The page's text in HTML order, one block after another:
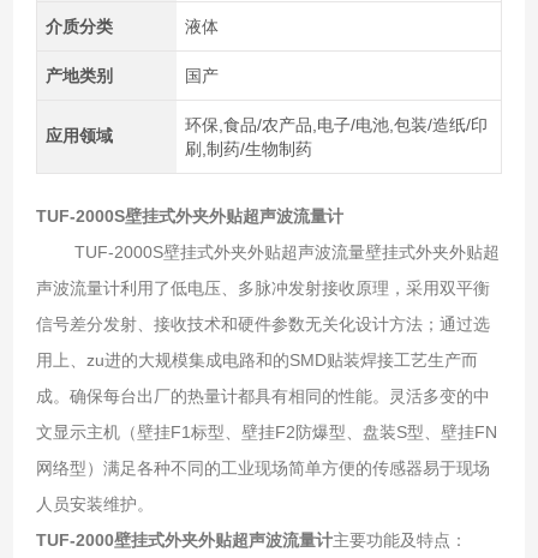
介质分类 液体
产地类别 国产
应用领域
环保,食品/农产品,电子/电池,包装/造纸/印
刷,制药/生物制药
TUF-2000S壁挂式外夹外贴超声波流量计
TUF-2000S壁挂式外夹外贴超声波流量壁挂式外夹外贴超
声波流量计利用了低电压、多脉冲发射接收原理，采用双平衡
信号差分发射、接收技术和硬件参数无关化设计方法；通过选
用上、zu进的大规模集成电路和的SMD贴装焊接工艺生产而
成。确保每台出厂的热量计都具有相同的性能。灵活多变的中
文显示主机（壁挂F1标型、壁挂F2防爆型、盘装S型、壁挂FN
网络型）满足各种不同的工业现场简单方便的传感器易于现场
人员安装维护。
TUF-2000壁挂式外夹外贴超声波流量计主要功能及特点：